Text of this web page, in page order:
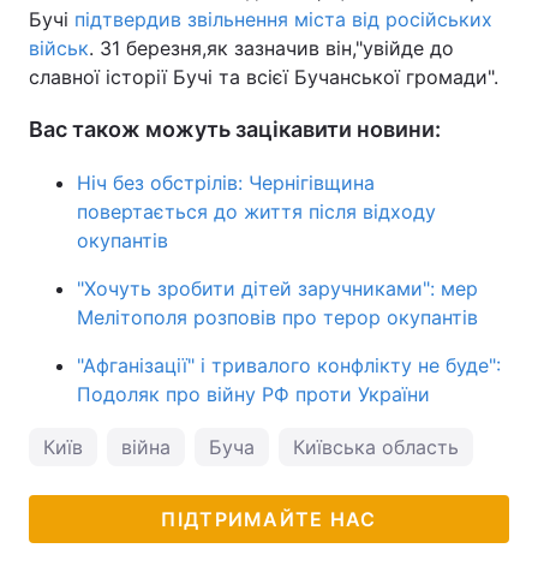
Бучі підтвердив звільнення міста від російських
військ. 31 березня,як зазначив він,"увійде до
славної історії Бучі та всієї Бучанської громади".
Вас також можуть зацікавити новини:
Ніч без обстрілів: Чернігівщина
повертається до життя після відходу
окупантів
"Хочуть зробити дітей заручниками": мер
Мелітополя розповів про терор окупантів
"Афганізації" і тривалого конфлікту не буде":
Подоляк про війну РФ проти України
Київ війна Буча Київська область
ПІДТРИМАЙТЕ НАС